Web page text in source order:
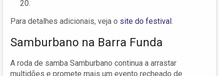
20.
Para detalhes adicionais, veja o site do festival.
Samburbano na Barra Funda
A roda de samba Samburbano continua a arrastar
multidões e promete mais um evento recheado de